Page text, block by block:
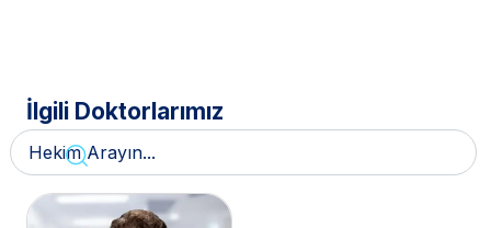
İlgili Doktorlarımız